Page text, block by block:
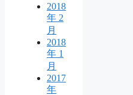
2018
年 2
月
2018
年 1
月
2017
年